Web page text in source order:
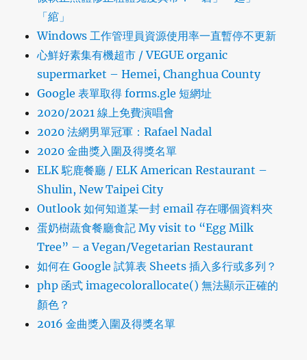
「綰」
Windows 工作管理員資源使用率一直暫停不更新
心鮮好素集有機超市 / VEGUE organic
supermarket – Hemei, Changhua County
Google 表單取得 forms.gle 短網址
2020/2021 線上免費演唱會
2020 法網男單冠軍：Rafael Nadal
2020 金曲獎入圍及得獎名單
ELK 駝鹿餐廳 / ELK American Restaurant –
Shulin, New Taipei City
Outlook 如何知道某一封 email 存在哪個資料夾
蛋奶樹蔬食餐廳食記 My visit to “Egg Milk
Tree” – a Vegan/Vegetarian Restaurant
如何在 Google 試算表 Sheets 插入多行或多列？
php 函式 imagecolorallocate() 無法顯示正確的
顏色？
2016 金曲獎入圍及得獎名單